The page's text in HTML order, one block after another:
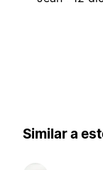
Similar a